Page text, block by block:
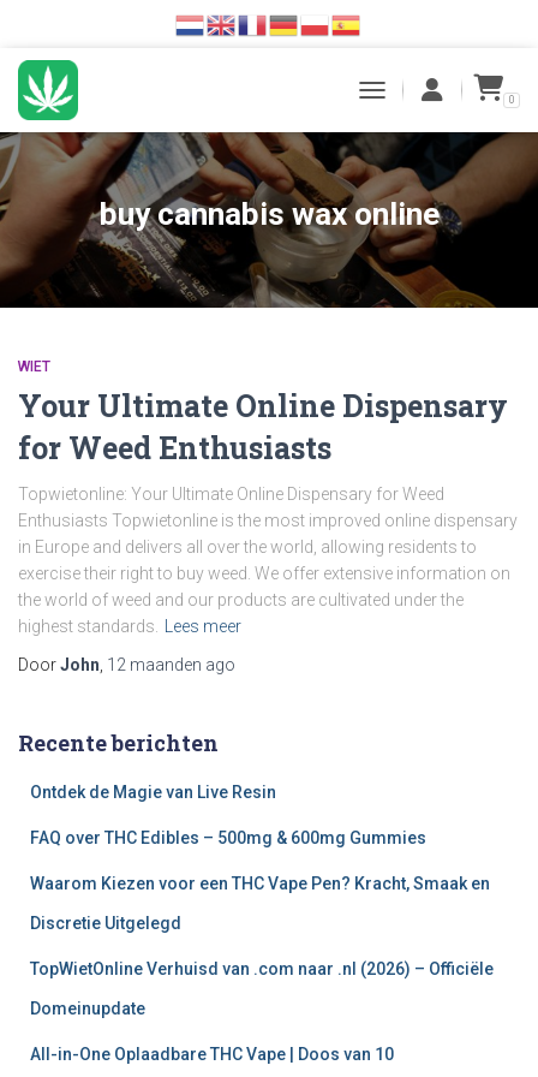
TOGGLE NAVIGATION0
buy cannabis wax online
WIET
Your Ultimate Online Dispensary
for Weed Enthusiasts
Topwietonline: Your Ultimate Online Dispensary for Weed
Enthusiasts Topwietonline is the most improved online dispensary
in Europe and delivers all over the world, allowing residents to
exercise their right to buy weed. We offer extensive information on
the world of weed and our products are cultivated under the
highest standards.
Lees meer
DoorJohn 12 maanden ago
Recente berichten
Ontdek de Magie van Live Resin
FAQ over THC Edibles – 500mg & 600mg Gummies
Waarom Kiezen voor een THC Vape Pen? Kracht, Smaak en
Discretie Uitgelegd
TopWietOnline Verhuisd van .com naar .nl (2026) – Officiële
Domeinupdate
All-in-One Oplaadbare THC Vape | Doos van 10